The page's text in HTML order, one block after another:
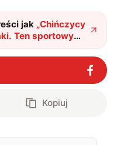
jak „Chińczycy
Ten sportowy
mało"?
Kopiuj